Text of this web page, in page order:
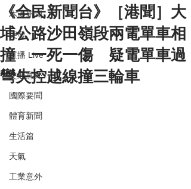
本港新聞
突發
直播 Live
交通意外
國際要聞
體育新聞
生活篇
天氣
工業意外
《全民新聞台》［港聞］大
埔公路沙田嶺段兩電單車相
撞 一死一傷 疑電單車過
彎失控越線撞三輪車